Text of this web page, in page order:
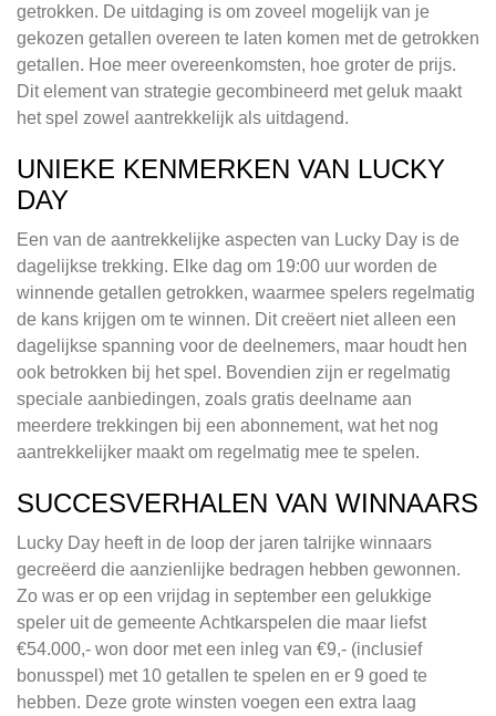
getrokken. De uitdaging is om zoveel mogelijk van je
gekozen getallen overeen te laten komen met de getrokken
getallen. Hoe meer overeenkomsten, hoe groter de prijs.
Dit element van strategie gecombineerd met geluk maakt
het spel zowel aantrekkelijk als uitdagend.
UNIEKE KENMERKEN VAN LUCKY
DAY
Een van de aantrekkelijke aspecten van Lucky Day is de
dagelijkse trekking. Elke dag om 19:00 uur worden de
winnende getallen getrokken, waarmee spelers regelmatig
de kans krijgen om te winnen. Dit creëert niet alleen een
dagelijkse spanning voor de deelnemers, maar houdt hen
ook betrokken bij het spel. Bovendien zijn er regelmatig
speciale aanbiedingen, zoals gratis deelname aan
meerdere trekkingen bij een abonnement, wat het nog
aantrekkelijker maakt om regelmatig mee te spelen.
SUCCESVERHALEN VAN WINNAARS
Lucky Day heeft in de loop der jaren talrijke winnaars
gecreëerd die aanzienlijke bedragen hebben gewonnen.
Zo was er op een vrijdag in september een gelukkige
speler uit de gemeente Achtkarspelen die maar liefst
€54.000,- won door met een inleg van €9,- (inclusief
bonusspel) met 10 getallen te spelen en er 9 goed te
hebben. Deze grote winsten voegen een extra laag